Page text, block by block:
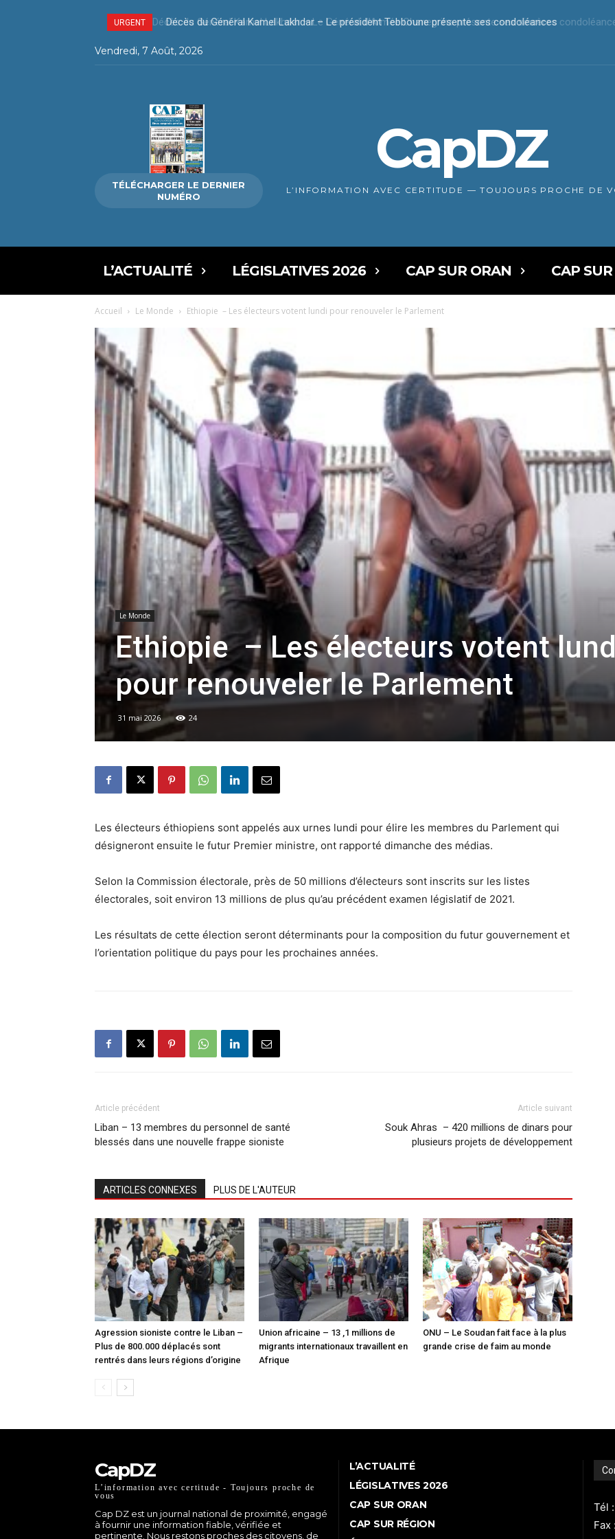
URGENT Décès du Général Kamel Lakhdar – Le président Tebboune présente ses condoléances
Vendredi, 7 Août, 2026
TÉLÉCHARGER LE DERNIER
NUMÉRO
CapDZ
L’INFORMATION AVEC CERTITUDE — TOUJOURS PROCHE DE
L’ACTUALITÉ LÉGISLATIVES 2026 CAP SUR ORAN CAP
Accueil Le Monde Ethiopie – Les électeurs votent lundi pour renouveler le Parlement
Le Monde
Ethiopie – Les électeurs votent
pour renouveler le Parlement
31 mai 2026 24
Les électeurs éthiopiens sont appelés aux urnes lundi pour élire les membres du Parlement qui
désigneront ensuite le futur Premier ministre, ont rapporté dimanche des médias.
Selon la Commission électorale, près de 50 millions d’électeurs sont inscrits sur les listes
électorales, soit environ 13 millions de plus qu’au précédent examen législatif de 2021.
Les résultats de cette élection seront déterminants pour la composition du futur gouvernement et
l’orientation politique du pays pour les prochaines années.
Article précédent
Liban – 13 membres du personnel de santé
blessés dans une nouvelle frappe sioniste
Article suivant
Souk Ahras – 420 millions de dinars pour
plusieurs projets de développement
ARTICLES CONNEXES PLUS DE L'AUTEUR
Agression sioniste contre le Liban –
Plus de 800.000 déplacés sont
rentrés dans leurs régions d’origine
Union africaine – 13 ,1 millions de
migrants internationaux travaillent en
Afrique
ONU – Le Soudan fait face à la plus
grande crise de faim au monde
CapDZ
L’information avec certitude - Toujours proche de
vous
Cap DZ est un journal national de proximité, engagé
à fournir une information fiable, vérifiée et
pertinente. Nous restons proches des citoyens, de
L’ACTUALITÉ
LÉGISLATIVES 2026
CAP SUR ORAN
CAP SUR RÉGION
Tél
Fax